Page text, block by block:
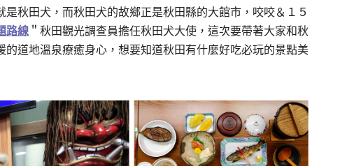
秋田犬，而秋田犬的故鄉正是秋田縣的大館市，咬咬＆１５
路線 ＂秋田觀光調查員擔任秋田犬大使，這次要帶著大家和秋
道地溫泉療癒身心，想要知道秋田有什麼好吃必玩的景點美